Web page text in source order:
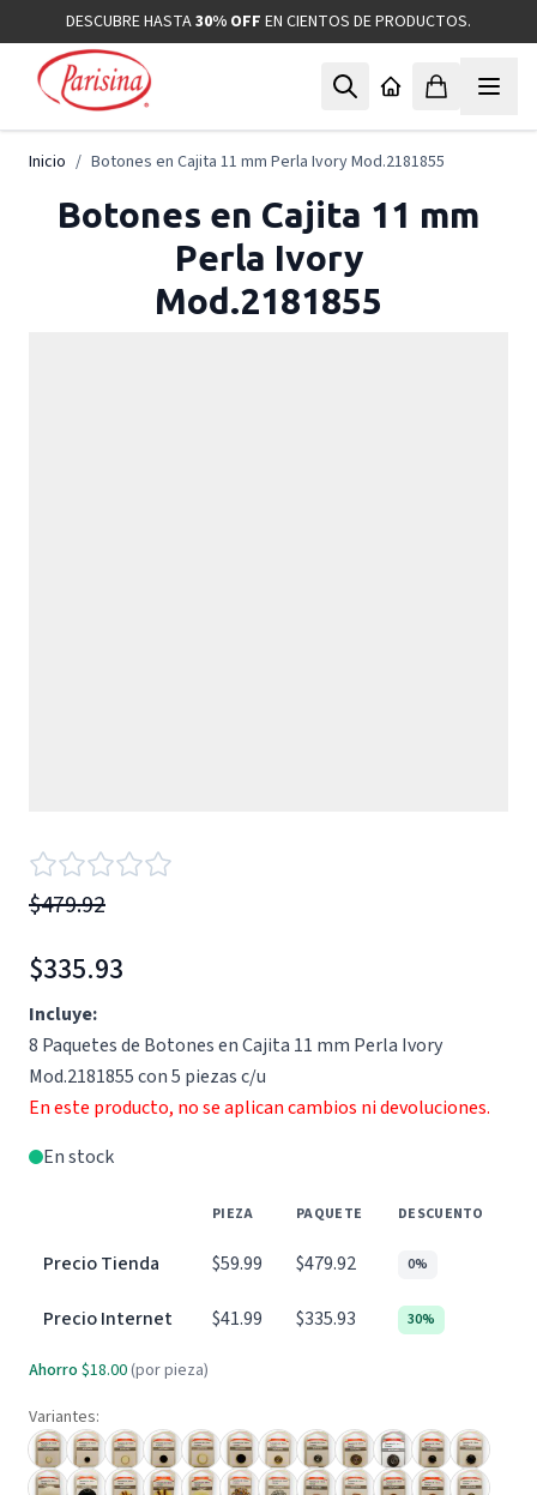
Ir al contenidoDESCUBRE HASTA30% OFF EN CIENTOS DE PRODUCTOS.
Inicio / Botones en Cajita 11 mm Perla Ivory Mod.2181855
Botones en Cajita 11 mm
Perla Ivory
Mod.2181855
$479.92
$335.93
Incluye:
8 Paquetes de Botones en Cajita 11 mm Perla Ivory
Mod.2181855 con 5 piezas c/u
En este producto, no se aplican cambios ni devoluciones.
En stock
PIEZA PAQUETE DESCUENTO
Precio Tienda $59.99 $479.92 0%
Precio Internet $41.99 $335.93 30%
Ahorro $18.00 (por pieza)
Variantes: